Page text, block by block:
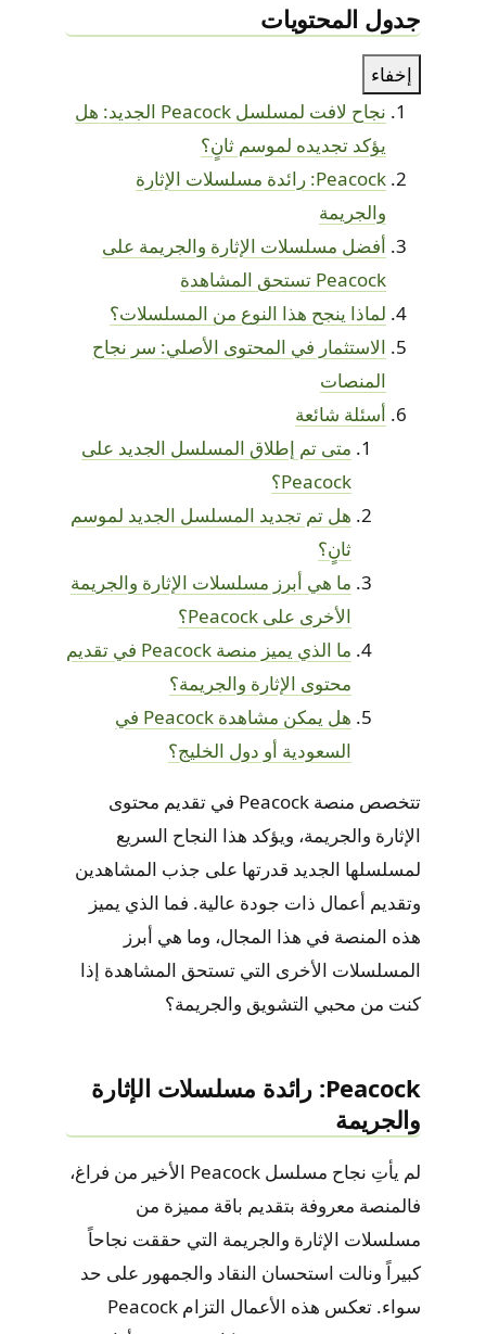
جدول المحتويات
إخفاء
نجاح لافت لمسلسل Peacock الجديد: هل
يؤكد تجديده لموسم ثانٍ؟
Peacock: رائدة مسلسلات الإثارة
والجريمة
أفضل مسلسلات الإثارة والجريمة على
Peacock تستحق المشاهدة
لماذا ينجح هذا النوع من المسلسلات؟
الاستثمار في المحتوى الأصلي: سر نجاح
المنصات
أسئلة شائعة
متى تم إطلاق المسلسل الجديد على
Peacock؟
هل تم تجديد المسلسل الجديد لموسم
ثانٍ؟
ما هي أبرز مسلسلات الإثارة والجريمة
الأخرى على Peacock؟
ما الذي يميز منصة Peacock في تقديم
محتوى الإثارة والجريمة؟
هل يمكن مشاهدة Peacock في
السعودية أو دول الخليج؟
تتخصص منصة Peacock في تقديم محتوى
الإثارة والجريمة، ويؤكد هذا النجاح السريع
لمسلسلها الجديد قدرتها على جذب المشاهدين
وتقديم أعمال ذات جودة عالية. فما الذي يميز
هذه المنصة في هذا المجال، وما هي أبرز
المسلسلات الأخرى التي تستحق المشاهدة إذا
كنت من محبي التشويق والجريمة؟
Peacock: رائدة مسلسلات الإثارة
والجريمة
لم يأتِ نجاح مسلسل Peacock الأخير من فراغ،
فالمنصة معروفة بتقديم باقة مميزة من
مسلسلات الإثارة والجريمة التي حققت نجاحاً
كبيراً ونالت استحسان النقاد والجمهور على حد
سواء. تعكس هذه الأعمال التزام Peacock